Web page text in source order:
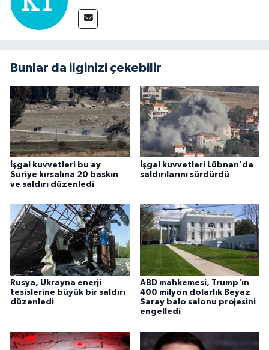
Bunlar da ilginizi çekebilir
İşgal kuvvetleri bu ay
Suriye kırsalına 20 baskın
ve saldırı düzenledi
İşgal kuvvetleri Lübnan'da
saldırılarını sürdürdü
Rusya, Ukrayna enerji
tesislerine büyük bir saldırı
düzenledi
ABD mahkemesi, Trump'ın
400 milyon dolarlık Beyaz
Saray balo salonu projesini
engelledi